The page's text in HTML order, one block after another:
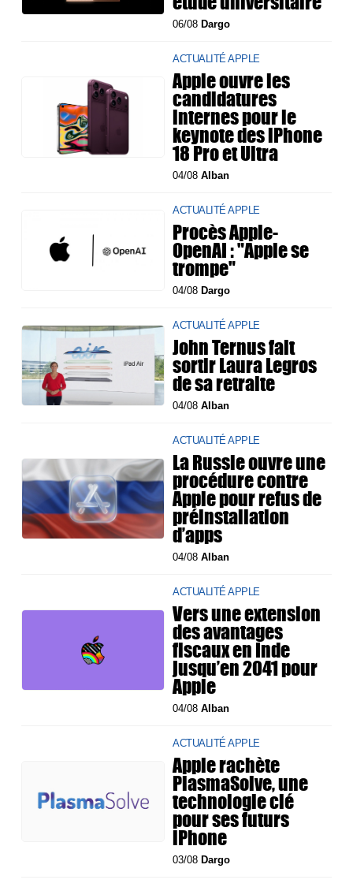
06/08 Dargo
ACTUALITÉ APPLE
Apple ouvre les
candidatures
internes pour le
keynote des iPhone
18 Pro et Ultra
04/08Alban
ACTUALITÉ APPLE
Procès Apple-
OpenAI : "Apple se
trompe"
04/08 Dargo
ACTUALITÉ APPLE
John Ternus fait
sortir Laura Legros
de sa retraite
04/08Alban
ACTUALITÉ APPLE
La Russie ouvre une
procédure contre
Apple pour refus de
préinstallation
d’apps
04/08Alban
ACTUALITÉ APPLE
Vers une extension
des avantages
fiscaux en Inde
jusqu’en 2041 pour
Apple
04/08Alban
ACTUALITÉ APPLE
Apple rachète
PlasmaSolve, une
technologie clé
pour ses futurs
iPhone
03/08 Dargo